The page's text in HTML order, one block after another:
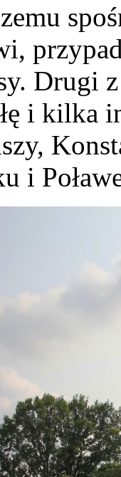
Drugi
i kilka
i